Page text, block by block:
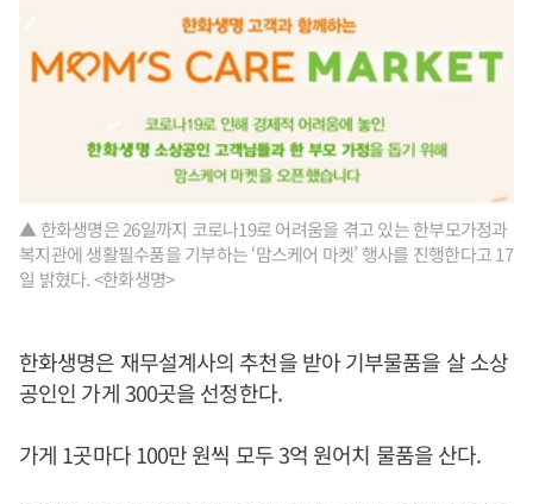
▲ 한화생명은 26일까지 코로나19로 어려움을 겪고 있는 한부모가정과
복지관에 생활필수품을 기부하는 ‘맘스케어 마켓’ 행사를 진행한다고 17
일 밝혔다. <한화생명>
한화생명은 재무설계사의 추천을 받아 기부물품을 살 소상
공인인 가게 300곳을 선정한다.
가게 1곳마다 100만 원씩 모두 3억 원어치 물품을 산다.